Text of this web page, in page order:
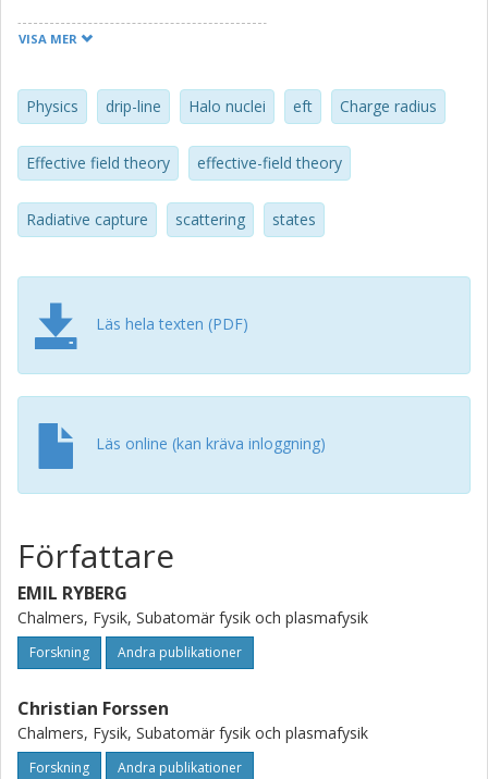
dependent model error to be utilized in data fitting. Finally,
VISA MER
Physics drip-line Halo nuclei eft Charge radius
Effective field theory effective-field theory
Radiative capture scattering states
Läs hela texten (PDF)
Läs online (kan kräva inloggning)
Författare
EMIL RYBERG
Chalmers, Fysik, Subatomär fysik och plasmafysik
Forskning Andra publikationer
Christian Forssen
Chalmers, Fysik, Subatomär fysik och plasmafysik
Forskning Andra publikationer